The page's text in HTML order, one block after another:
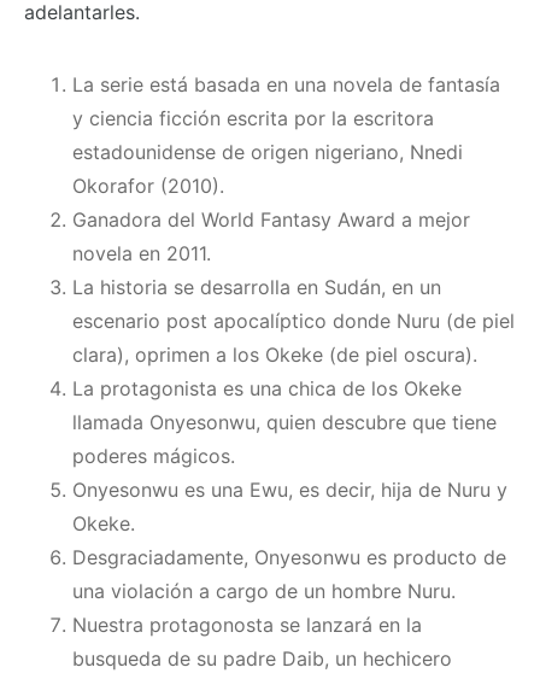
adelantarles.
La serie está basada en una novela de fantasía
y ciencia ficción escrita por la escritora
estadounidense de origen nigeriano, Nnedi
Okorafor (2010).
Ganadora del World Fantasy Award a mejor
novela en 2011.
La historia se desarrolla en Sudán, en un
escenario post apocalíptico donde Nuru (de piel
clara), oprimen a los Okeke (de piel oscura).
La protagonista es una chica de los Okeke
llamada Onyesonwu, quien descubre que tiene
poderes mágicos.
Onyesonwu es una Ewu, es decir, hija de Nuru y
Okeke.
Desgraciadamente, Onyesonwu es producto de
una violación a cargo de un hombre Nuru.
Nuestra protagonosta se lanzará en la
busqueda de su padre Daib, un hechicero